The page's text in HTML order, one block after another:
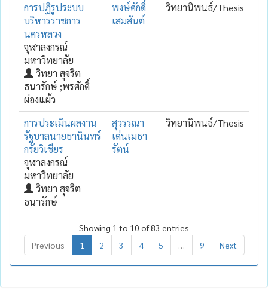
การปฏิรูประบบ
บริหารราชการ
นครหลวง
จุฬาลงกรณ์
มหาวิทยาลัย
วิทยา สุจริต
ธนารักษ์ ;พรศักดิ์
ผ่องแผ้ว
พงษ์ศักดิ์
เสมสันต์
วิทยานิพนธ์/Thesis
การประเมินผลงาน
รัฐบาลนายธานินทร์
กรัยวิเชียร
จุฬาลงกรณ์
มหาวิทยาลัย
วิทยา สุจริต
ธนารักษ์
สุวรรณา
เด่นเมธา
รัตน์
วิทยานิพนธ์/Thesis
Showing 1 to 10 of 83 entries
Previous
1 2 3 4 5 9 Next